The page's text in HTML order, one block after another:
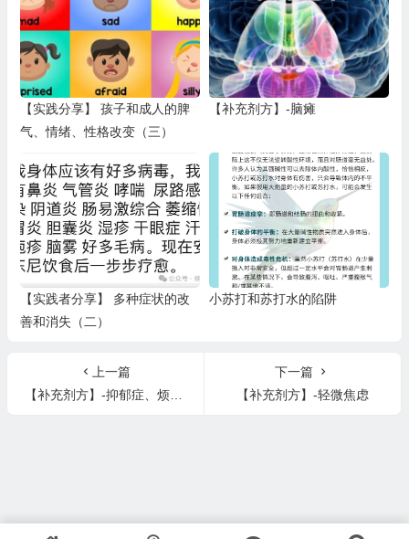
【实践分享】 孩子和成人的脾
气、情绪、性格改变（三）
【补充剂方】-脑瘫
【实践者分享】 多种症状的改
善和消失（二）
小苏打和苏打水的陷阱
上一篇
【补充剂方】-抑郁症、烦躁不安、神经症、悲伤
下一篇
【补充剂方】-轻微焦虑